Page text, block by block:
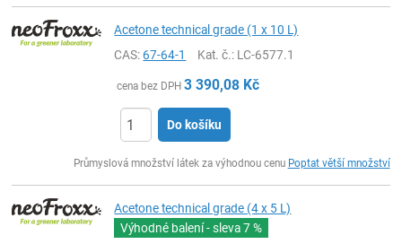
Acetone technical grade (1 x 10 L)
CAS:67-64-1 Kat. č.: LC-6577.1
cena bez DPH 3 390,08 Kč
Do košíku
Průmyslová množství látek za výhodnou cenu Poptat větší množství
Acetone technical grade (4 x 5 L)
Výhodné balení - sleva7 %